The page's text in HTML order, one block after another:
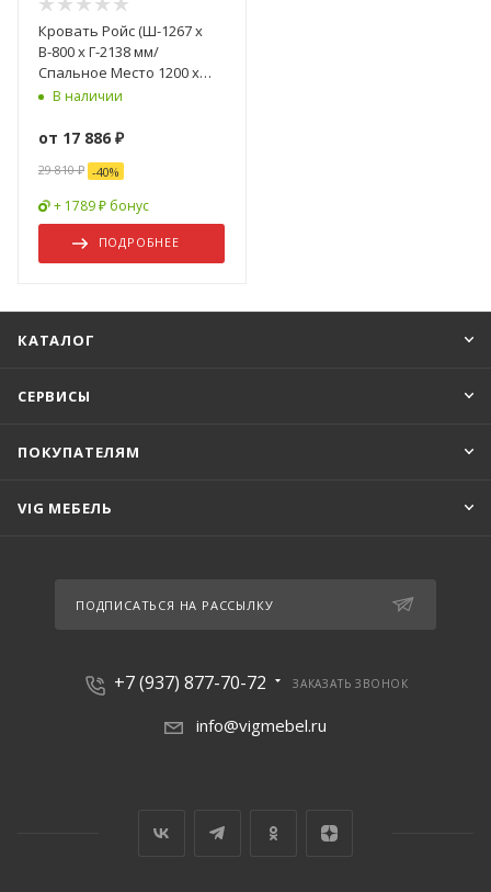
Кровать Ройс (Ш-1267 x
В-800 x Г-2138 мм/
Спальное Место 1200 x
2000 мм) Дуб Юкон/Бетон
В наличии
от 17 886 ₽
29 810 ₽ -40%
+ 1789 ₽ бонус
ПОДРОБНЕЕ
КАТАЛОГ
СЕРВИСЫ
ПОКУПАТЕЛЯМ
VIG МЕБЕЛЬ
ПОДПИСАТЬСЯ НА РАССЫЛКУ
+7 (937) 877-70-72 ЗАКАЗАТЬ ЗВОНОК
info@vigmebel.ru